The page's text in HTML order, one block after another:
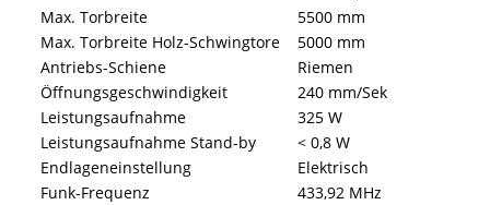
Max. Torbreite
5500 mm
Max. Torbreite Holz-Schwingtore
5000 mm
Antriebs-Schiene
Riemen
Öffnungsgeschwindigkeit
240 mm/Sek
Leistungsaufnahme
325 W
Leistungsaufnahme Stand-by
< 0,8 W
Endlageneinstellung
Elektrisch
Funk-Frequenz
433,92 MHz